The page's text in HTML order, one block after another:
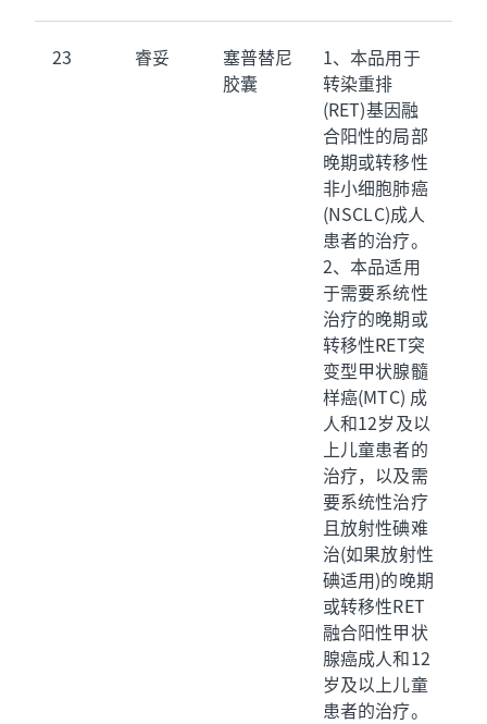
23 睿妥
塞普替尼
胶囊
1、本品用于
转染重排
(RET)基因融
合阳性的局部
晚期或转移性
非小细胞肺癌
(NSCLC)成人
患者的治疗。
2、本品适用
于需要系统性
治疗的晚期或
转移性RET突
变型甲状腺髓
样癌(MTC) 成
人和12岁及以
上儿童患者的
治疗，以及需
要系统性治疗
且放射性碘难
治(如果放射性
碘适用)的晚期
或转移性RET
融合阳性甲状
腺癌成人和12
岁及以上儿童
患者的治疗。